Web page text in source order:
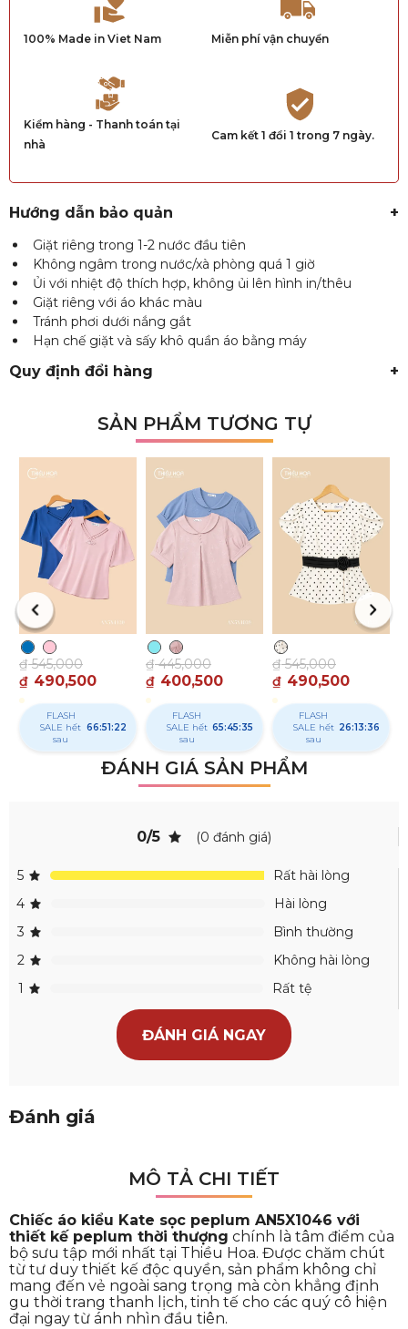
100% Made in Viet Nam Miễn phí vận chuyển
Kiểm hàng - Thanh toán tại
nhà
Cam kết 1 đổi 1 trong 7 ngày.
Hướng dẫn bảo quản +
Giặt riêng trong 1-2 nước đầu tiên
Không ngâm trong nước/xà phòng quá 1 giờ
Ủi với nhiệt độ thích hợp, không ủi lên hình in/thêu
Giặt riêng với áo khác màu
Tránh phơi dưới nắng gắt
Hạn chế giặt và sấy khô quần áo bằng máy
Quy định đổi hàng +
SẢN PHẨM TƯƠNG TỰ
₫ 490,500
₫545,000
FLASH
SALE hết
sau
66:51:21
₫ 400,500
₫445,000
FLASH
SALE hết
sau
65:45:34
₫ 490,500
₫545,000
FLASH
SALE hết
sau
26:13:35
ĐÁNH GIÁ SẢN PHẨM
(0 đánh giá)
0/5
5
Rất hài lòng
4
Hài lòng
3
Bình thường
2
Không hài lòng
1
Rất tệ
ĐÁNH GIÁ NGAY
Đánh giá
MÔ TẢ CHI TIẾT
Chiếc áo kiểu Kate sọc peplum AN5X1046 với
thiết kế peplum thời thượng chính là tâm điểm của
bộ sưu tập mới nhất tại Thiều Hoa. Được chăm chút
từ tư duy thiết kế độc quyền, sản phẩm không chỉ
mang đến vẻ ngoài sang trọng mà còn khẳng định
gu thời trang thanh lịch, tinh tế cho các quý cô hiện
đại ngay từ ánh nhìn đầu tiên.